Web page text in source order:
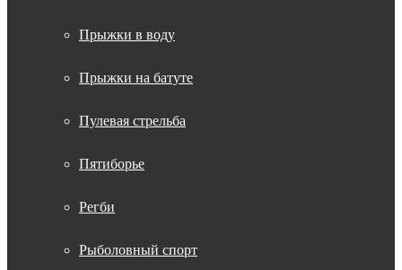
Прыжки в воду
Прыжки на батуте
Пулевая стрельба
Пятиборье
Регби
Рыболовный спорт